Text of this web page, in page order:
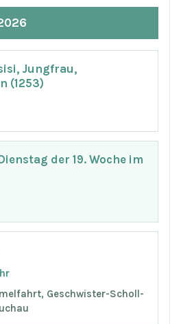
Jungfrau,
(1253)
der 19. Woche im
Geschwister-Scholl-